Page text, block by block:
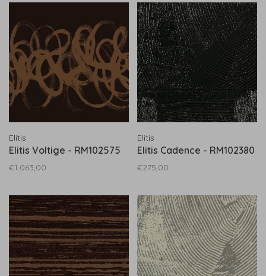
Elitis
Elitis Voltige - RM102575
€1.063,00
Elitis
Elitis Cadence - RM102380
€275,00